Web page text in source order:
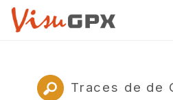
Traces de de